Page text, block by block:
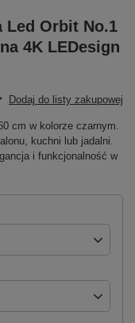
Led Orbit No.1
4K LEDesign
Dodaj do listy zakupowej
cm w kolorze czarnym.
kuchni lub jadalni.
i funkcjonalność w